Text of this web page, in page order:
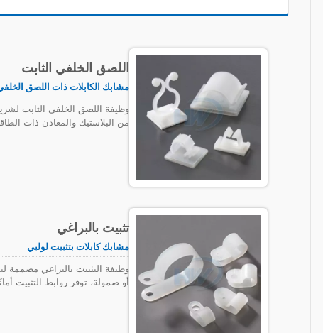
اللصق الخلفي الثابت
مشابك الكابلات ذات اللصق
وظيفة اللصق الخلفي الثابت
من البلاستيك والمعادن ذات
تثبيت بالبراغي
مشابك كابلات بتثبيت لولبي
وظيفة التثبيت بالبراغي
أو صمولة، توفر روابط التثبيت